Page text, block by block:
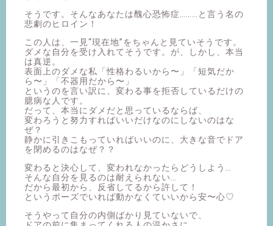
そうです。そんなあなたは醜心恐怖症………と言う名の
悲劇のヒロイン！
この人は、一見“現在地”をちゃんと見ていそうです。
ダメな自分を受け入れてそうです。が、しかし、本当
は真逆。
表面上のダメな私「性格わるいから〜」「短気だか
ら〜」「不器用だから〜」
というのを言い訳に、変わる事を拒否しているだけの
臆病な人です。
だって、本当にダメだと思っているならば、
変わろうと努力すればいいだけなのにしないのはな
ぜ？
静かに引きこもっていればいいのに、大きな音でドア
を閉めるのはなぜ？？
変わると決心して、変われなかったらどうしよう…
そんな自分を見るのは耐えられない…
だから最初から、反省してるから許して！
というポーズでいれば動かなくていいから安〜心♡
そうやって自分の内側ばかり見ていないで、